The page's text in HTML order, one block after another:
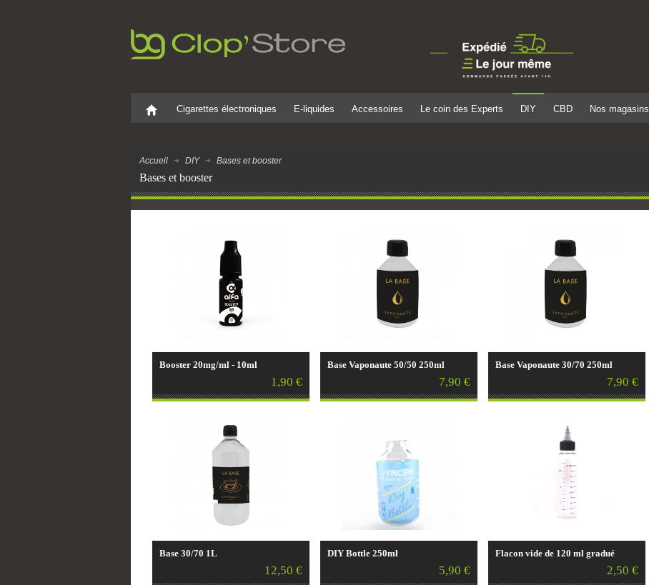
Cigarettes électroniques E-liquides Accessoires Le coin des Experts DIY CBD Nos magasins
Accueil DIY Bases et booster
Bases et booster
Booster 20mg/ml - 10ml
1,90 €
Base Vaponaute 50/50 250ml
7,90 €
Base Vaponaute 30/70 250ml
7,90 €
Base 30/70 1L
12,50 €
DIY Bottle 250ml
5,90 €
Flacon vide de 120 ml gradué
2,50 €